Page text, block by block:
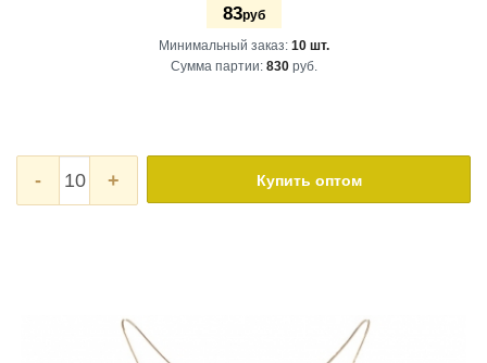
83руб
Минимальный заказ: 10 шт.
Сумма партии: 830руб.
- + Купить оптом